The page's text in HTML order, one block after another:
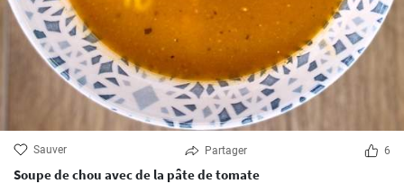
Sauver Partager 6
Soupe de chou avec de la pâte de tomate